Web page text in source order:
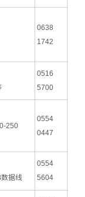
0638
1742
0516
5700
250
0554
0447
据线
0554
5604